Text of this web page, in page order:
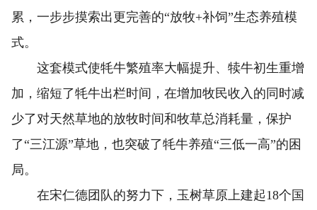
累，一步步摸索出更完善的“放牧+补饲”生态养殖模
式。
这套模式使牦牛繁殖率大幅提升、犊牛初生重增
加，缩短了牦牛出栏时间，在增加牧民收入的同时减
少了对天然草地的放牧时间和牧草总消耗量，保护
了“三江源”草地，也突破了牦牛养殖“三低一高”的困
局。
在宋仁德团队的努力下，玉树草原上建起18个国